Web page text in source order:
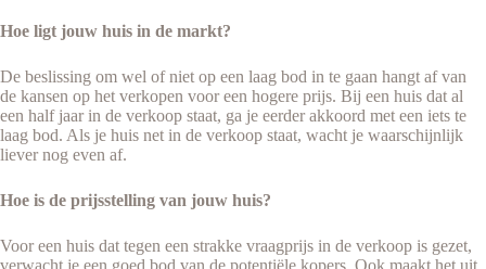
Hoe ligt jouw huis in de markt?
De beslissing om wel of niet op een laag bod in te gaan hangt af van
de kansen op het verkopen voor een hogere prijs. Bij een huis dat al
een half jaar in de verkoop staat, ga je eerder akkoord met een iets te
laag bod. Als je huis net in de verkoop staat, wacht je waarschijnlijk
liever nog even af.
Hoe is de prijsstelling van jouw huis?
Voor een huis dat tegen een strakke vraagprijs in de verkoop is gezet,